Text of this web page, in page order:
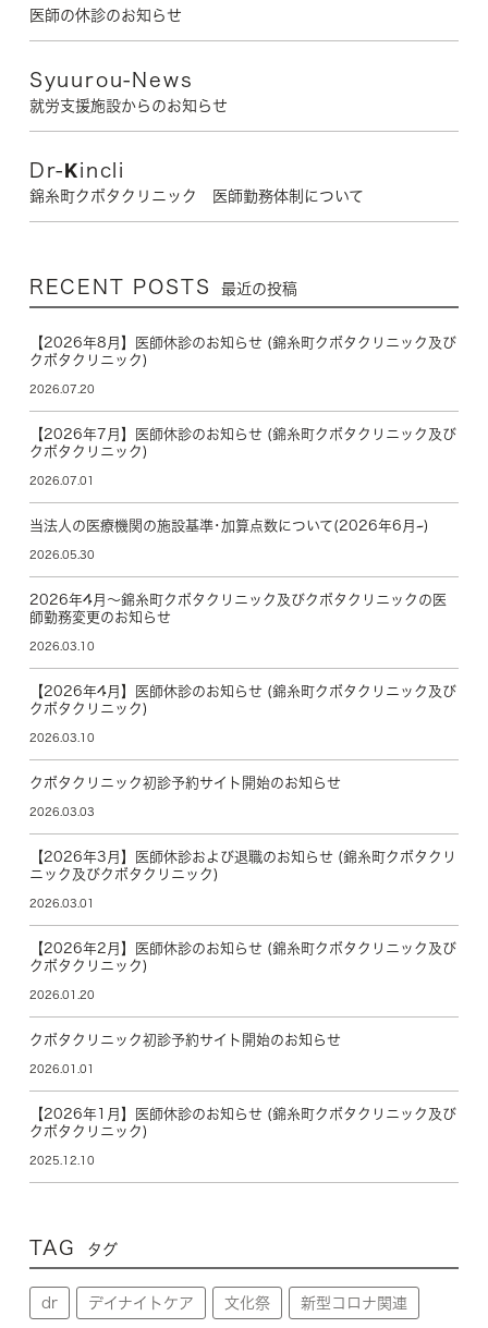
医師の休診のお知らせ
Syuurou-News
就労支援施設からのお知らせ
Dr-Kincli
錦糸町クボタクリニック 医師勤務体制について
RECENT POSTS 最近の投稿
【2026年8月】医師休診のお知らせ (錦糸町クボタクリニック及び
クボタクリニック)
2026.07.20
【2026年7月】医師休診のお知らせ (錦糸町クボタクリニック及び
クボタクリニック)
2026.07.01
当法人の医療機関の施設基準･加算点数について(2026年6月~)
2026.05.30
2026年4月～錦糸町クボタクリニック及びクボタクリニックの医
師勤務変更のお知らせ
2026.03.10
【2026年4月】医師休診のお知らせ (錦糸町クボタクリニック及び
クボタクリニック)
2026.03.10
クボタクリニック初診予約サイト開始のお知らせ
2026.03.03
【2026年3月】医師休診および退職のお知らせ (錦糸町クボタクリ
ニック及びクボタクリニック)
2026.03.01
【2026年2月】医師休診のお知らせ (錦糸町クボタクリニック及び
クボタクリニック)
2026.01.20
クボタクリニック初診予約サイト開始のお知らせ
2026.01.01
【2026年1月】医師休診のお知らせ (錦糸町クボタクリニック及び
クボタクリニック)
2025.12.10
TAG タグ
dr デイナイトケア 文化祭 新型コロナ関連